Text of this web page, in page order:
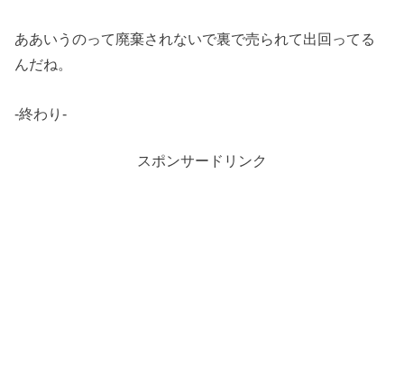
ああいうのって廃棄されないで裏で売られて出回ってる
んだね。
-終わり-
スポンサードリンク